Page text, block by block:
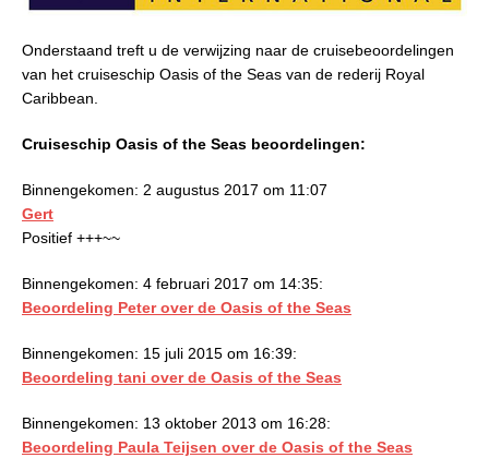
Onderstaand treft u de verwijzing naar de cruisebeoordelingen
van het cruiseschip Oasis of the Seas van de rederij Royal
Caribbean.
Cruiseschip Oasis of the Seas beoordelingen:
Binnengekomen: 2 augustus 2017 om 11:07
Gert
Positief +++~~
Binnengekomen: 4 februari 2017 om 14:35:
Beoordeling Peter over de Oasis of the Seas
Binnengekomen: 15 juli 2015 om 16:39:
Beoordeling tani over de Oasis of the Seas
Binnengekomen: 13 oktober 2013 om 16:28:
Beoordeling Paula Teijsen over de Oasis of the Seas